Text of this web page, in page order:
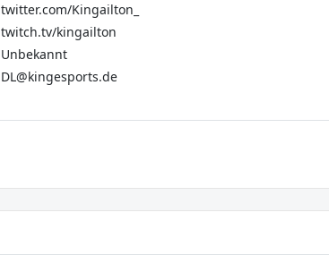
twitter.com/Kingailton_
twitch.tv/kingailton
Unbekannt
DL@kingesports.de